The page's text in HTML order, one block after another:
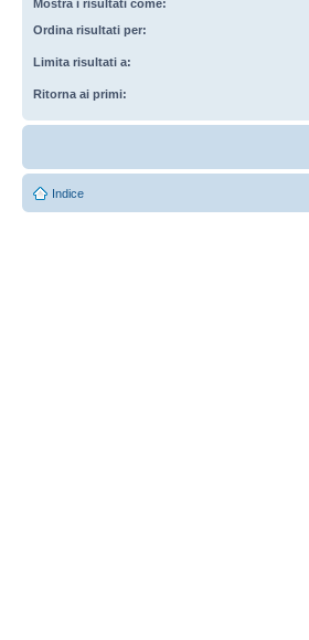
Mostra i risultati come:
Ordina risultati per:
Limita risultati a:
Ritorna ai primi:
Indice